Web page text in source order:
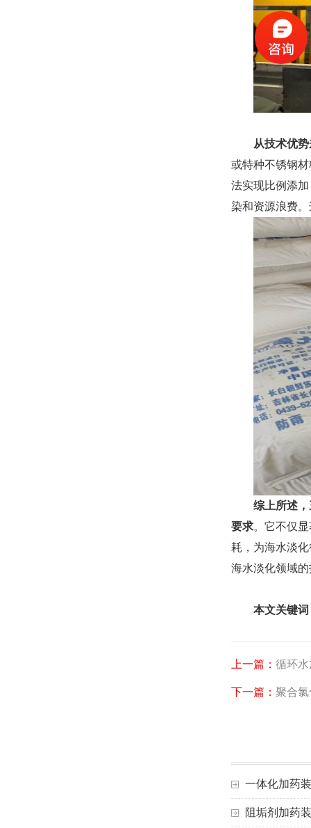
从技术优
或特种不锈钢
法实现比例添
染和资源浪费
综上所述，
要求。它不仅
耗，为海水淡
海水淡化领域
本文关键词
上一篇： 循环
下一篇： 聚合
一体化加药
阻垢剂加药